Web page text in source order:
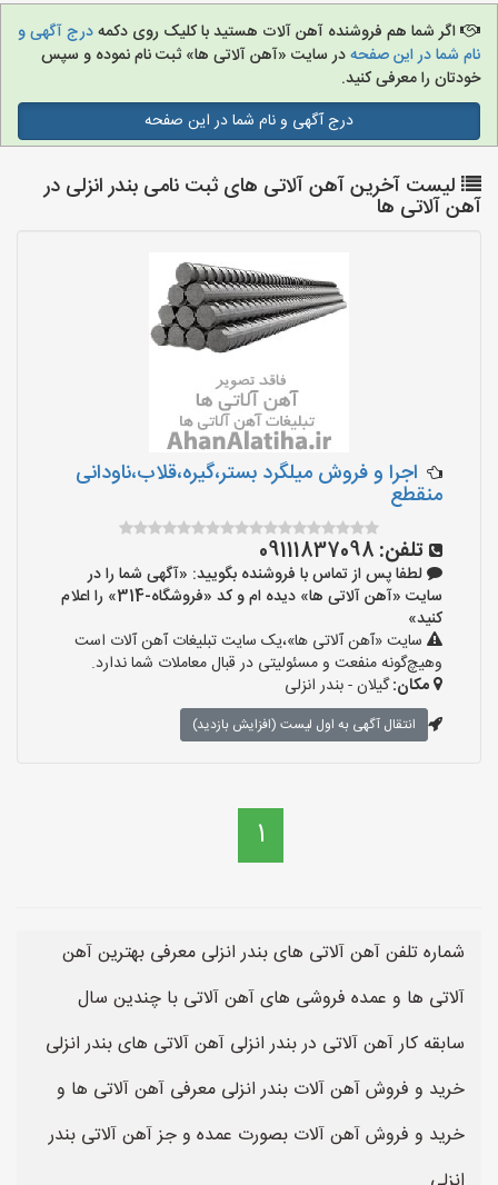
اگر شما هم فروشنده آهن آلات هستید با کلیک روی دکمهدرج آگهی و
نام شما در این صفحهدر سایت «آهن آلاتی ها» ثبت نام نموده و سپس
خودتان را معرفی کنید.
درج آگهی و نام شما در این صفحه
لیست آخرین آهن آلاتی های ثبت نامی بندر انزلی در
آهن آلاتی ها
اجرا و فروش میلگرد بستر،گیره،قلاب،ناودانی
منقطع
تلفن: 09111837098
لطفا پس از تماس با فروشنده بگویید: «آگهی شما را در
سایت «آهن آلاتی ها» دیده ام و کد «فروشگاه-314» را اعلام
کنید»
سایت «آهن آلاتی ها»،یک سایت تبلیغات آهن آلات است
وهیچ‌گونه منفعت و مسئولیتی در قبال معاملات شما ندارد.
مکان:گیلان - بندر انزلی
انتقال آگهی به اول لیست (افزایش بازدید)
1
شماره تلفن آهن آلاتی های بندر انزلی معرفی بهترین آهن
آلاتی ها و عمده فروشی های آهن آلاتی با چندین سال
سابقه کار آهن آلاتی در بندر انزلی آهن آلاتی های بندر انزلی
خرید و فروش آهن آلات بندر انزلی معرفی آهن آلاتی ها و
خرید و فروش آهن آلات بصورت عمده و جز آهن آلاتی بندر